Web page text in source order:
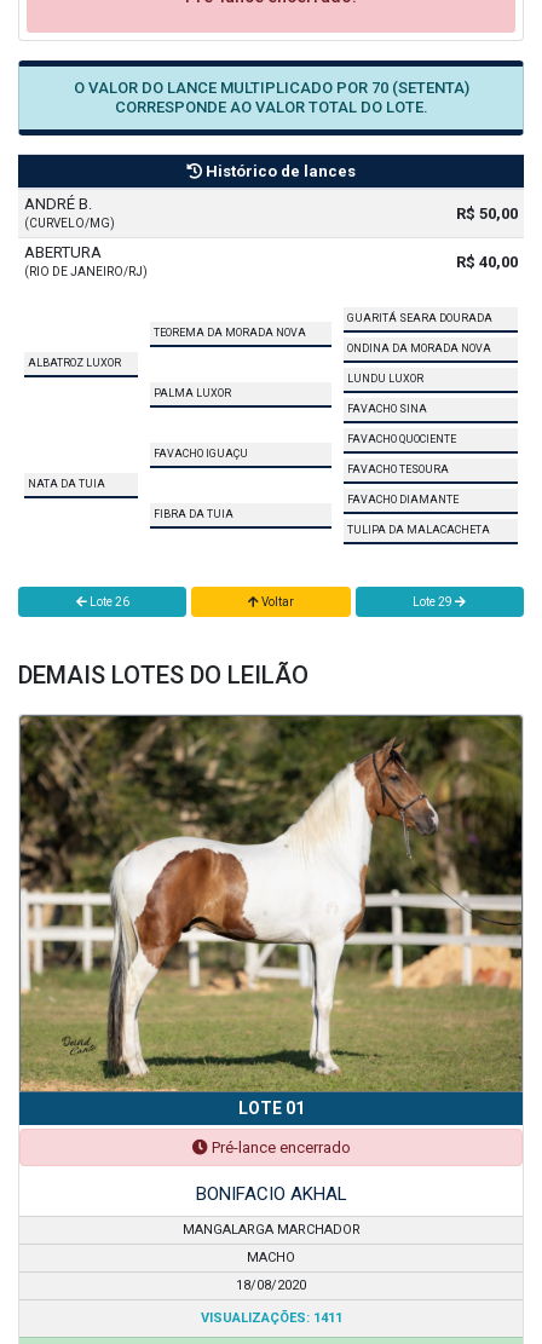
O VALOR DO LANCE MULTIPLICADO POR 70 (SETENTA)
CORRESPONDE AO VALOR TOTAL DO LOTE.
Histórico de lances
ANDRÉ B.
(CURVELO/MG)
R$ 50,00
ABERTURA
(RIO DE JANEIRO/RJ)
R$ 40,00
ALBATROZ LUXOR
TEOREMA DA MORADA NOVA
GUARITÁ SEARA DOURADA
ONDINA DA MORADA NOVA
PALMA LUXOR
LUNDU LUXOR
FAVACHO SINA
NATA DA TUIA
FAVACHO IGUAÇU
FAVACHO QUOCIENTE
FAVACHO TESOURA
FIBRA DA TUIA
FAVACHO DIAMANTE
TULIPA DA MALACACHETA
Lote 26 Voltar Lote 29
DEMAIS LOTES DO LEILÃO
LOTE 01
Pré-lance encerrado
BONIFACIO AKHAL
MANGALARGA MARCHADOR
MACHO
18/08/2020
VISUALIZAÇÕES: 1411